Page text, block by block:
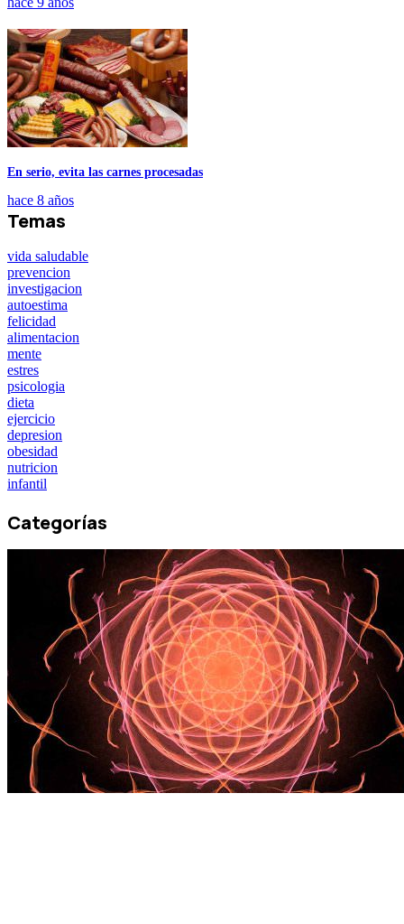
En serio, evita las carnes procesadas
hace 8 años
Temas
vida saludable
prevencion
investigacion
autoestima
felicidad
alimentacion
mente
estres
psicologia
dieta
ejercicio
depresion
obesidad
nutricion
infantil
Categorías